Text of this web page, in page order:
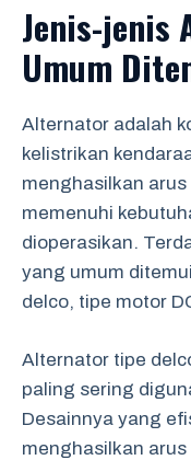
Jenis-jenis
Umum
Alternator adalah
kelistrikan
menghasilkan
memenuhi
dioperasikan.
yang umum
delco, tipe motor
Alternator tipe
paling sering
Desainnya yang
menghasilkan